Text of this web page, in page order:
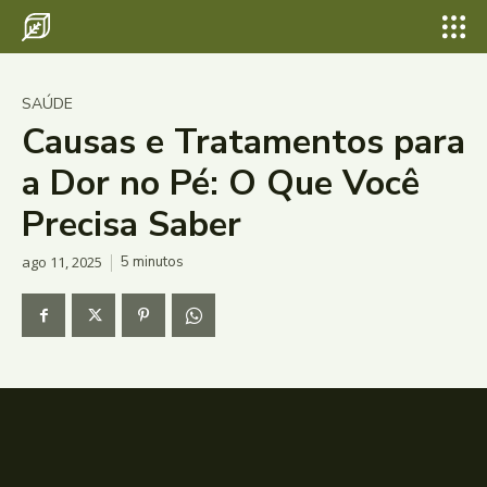
SAÚDE
Causas e Tratamentos para
a Dor no Pé: O Que Você
Precisa Saber
ago 11, 2025 5 minutos